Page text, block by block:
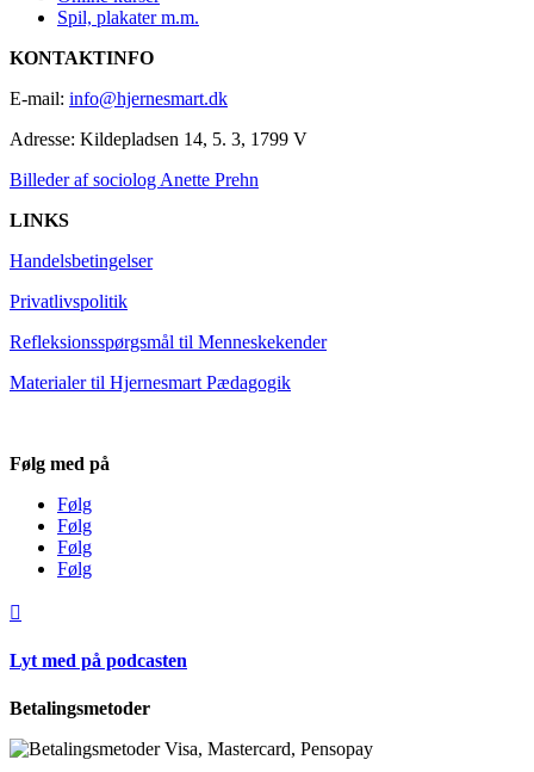
Spil, plakater m.m.
KONTAKTINFO
E-mail: info@hjernesmart.dk
Adresse: Kildepladsen 14, 5. 3, 1799 V
Billeder af sociolog Anette Prehn
LINKS
Handelsbetingelser
Privatlivspolitik
Refleksionsspørgsmål til Menneskekender
Materialer til Hjernesmart Pædagogik
Følg med på
Følg
Følg
Følg
Følg

Lyt med på podcasten
Betalingsmetoder